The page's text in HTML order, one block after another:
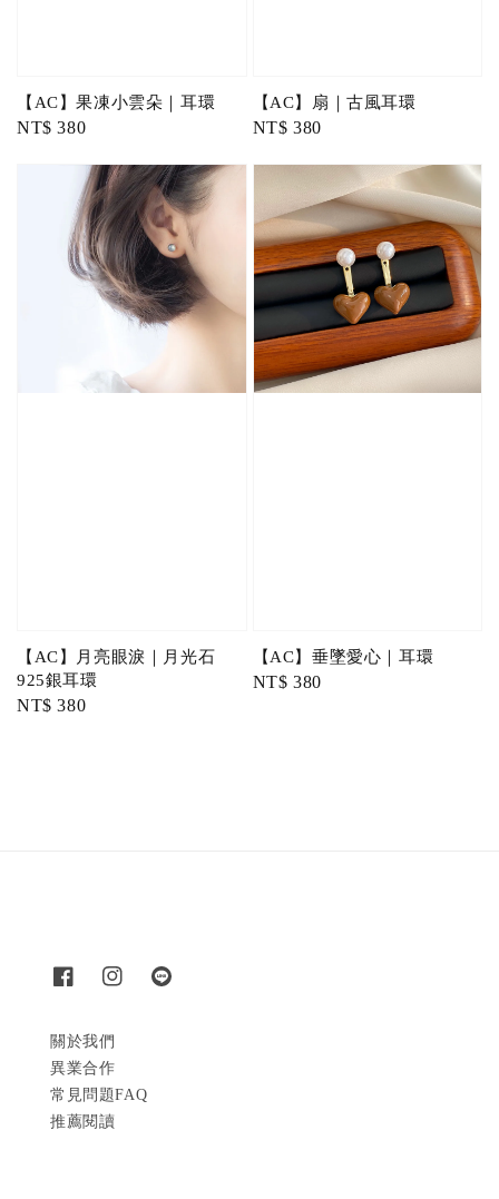
【AC】果凍小雲朵｜耳環
Regular
NT$ 380
【AC】扇｜古風耳環
Regular
NT$ 380
【AC】月亮眼淚｜月光石
925銀耳環
Regular
NT$ 380
【AC】垂墜愛心｜耳環
Regular
NT$ 380
關於我們
異業合作
常見問題FAQ
推薦閱讀